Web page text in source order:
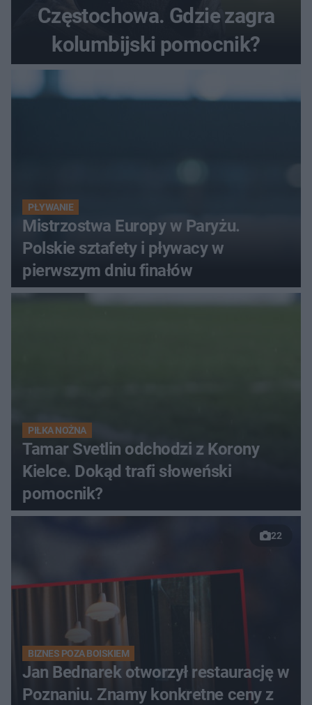
Częstochowa. Gdzie zagra
kolumbijski pomocnik?
PŁYWANIE
Mistrzostwa Europy w Paryżu.
Polskie sztafety i pływacy w
pierwszym dniu finałów
PIŁKA NOŻNA
Tamar Svetlin odchodzi z Korony
Kielce. Dokąd trafi słoweński
pomocnik?
22
BIZNES POZA BOISKIEM
Jan Bednarek otworzył restaurację w
Poznaniu. Znamy konkretne ceny z